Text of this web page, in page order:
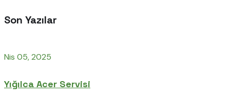
Son Yazılar
Nis 05, 2025
Yığılca Acer Servisi